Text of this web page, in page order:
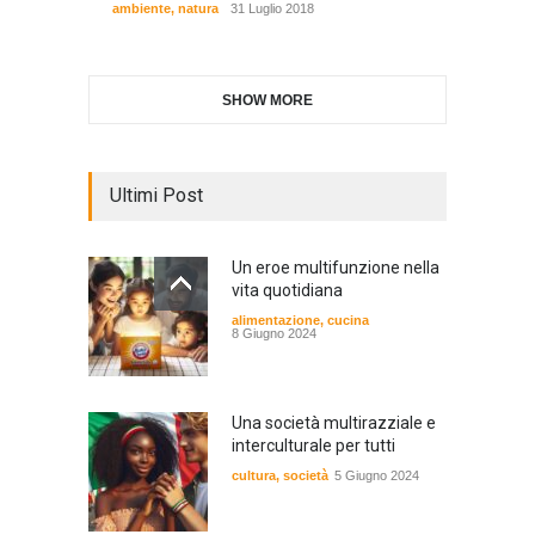
ambiente, natura 31 Luglio 2018
SHOW MORE
Ultimi Post
Un eroe multifunzione nella
vita quotidiana
alimentazione, cucina
8 Giugno 2024
Una società multirazziale e
interculturale per tutti
cultura, società 5 Giugno 2024